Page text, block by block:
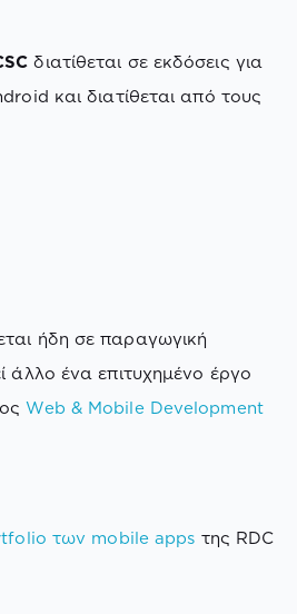
διατίθεται σε εκδόσεις για
και διατίθεται από τους
ήδη σε παραγωγική
άλλο ένα επιτυχημένο έργο
Web & Mobile Development
των mobile apps της RDC